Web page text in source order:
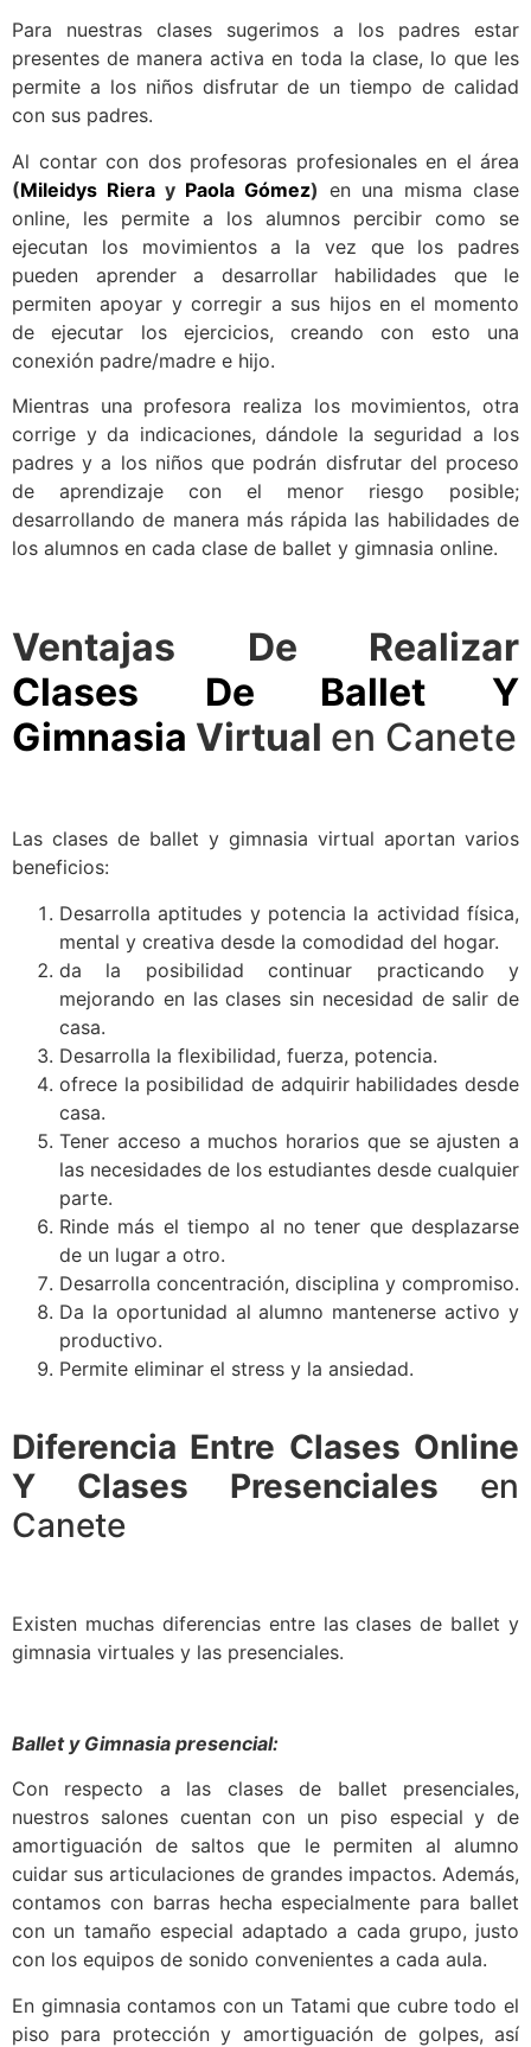
Para nuestras clases sugerimos a los padres estar
presentes de manera activa en toda la clase, lo que les
permite a los niños disfrutar de un tiempo de calidad
con sus padres.
Al contar con dos profesoras profesionales en el área
(Mileidys Riera y Paola Gómez) en una misma clase
online, les permite a los alumnos percibir como se
ejecutan los movimientos a la vez que los padres
pueden aprender a desarrollar habilidades que le
permiten apoyar y corregir a sus hijos en el momento
de ejecutar los ejercicios, creando con esto una
conexión padre/madre e hijo.
Mientras una profesora realiza los movimientos, otra
corrige y da indicaciones, dándole la seguridad a los
padres y a los niños que podrán disfrutar del proceso
de aprendizaje con el menor riesgo posible;
desarrollando de manera más rápida las habilidades de
los alumnos en cada clase de ballet y gimnasia online.
Ventajas De Realizar
Clases De Ballet Y
Gimnasia Virtual en Canete
Las clases de ballet y gimnasia virtual aportan varios
beneficios:
Desarrolla aptitudes y potencia la actividad física,
mental y creativa desde la comodidad del hogar.
da la posibilidad continuar practicando y
mejorando en las clases sin necesidad de salir de
casa.
Desarrolla la flexibilidad, fuerza, potencia.
ofrece la posibilidad de adquirir habilidades desde
casa.
Tener acceso a muchos horarios que se ajusten a
las necesidades de los estudiantes desde cualquier
parte.
Rinde más el tiempo al no tener que desplazarse
de un lugar a otro.
Desarrolla concentración, disciplina y compromiso.
Da la oportunidad al alumno mantenerse activo y
productivo.
Permite eliminar el stress y la ansiedad.
Diferencia Entre Clases Online
Y Clases Presenciales en
Canete
Existen muchas diferencias entre las clases de ballet y
gimnasia virtuales y las presenciales.
Ballet y Gimnasia presencial:
Con respecto a las clases de ballet presenciales,
nuestros salones cuentan con un piso especial y de
amortiguación de saltos que le permiten al alumno
cuidar sus articulaciones de grandes impactos. Además,
contamos con barras hecha especialmente para ballet
con un tamaño especial adaptado a cada grupo, justo
con los equipos de sonido convenientes a cada aula.
En gimnasia contamos con un Tatami que cubre todo el
piso para protección y amortiguación de golpes, así